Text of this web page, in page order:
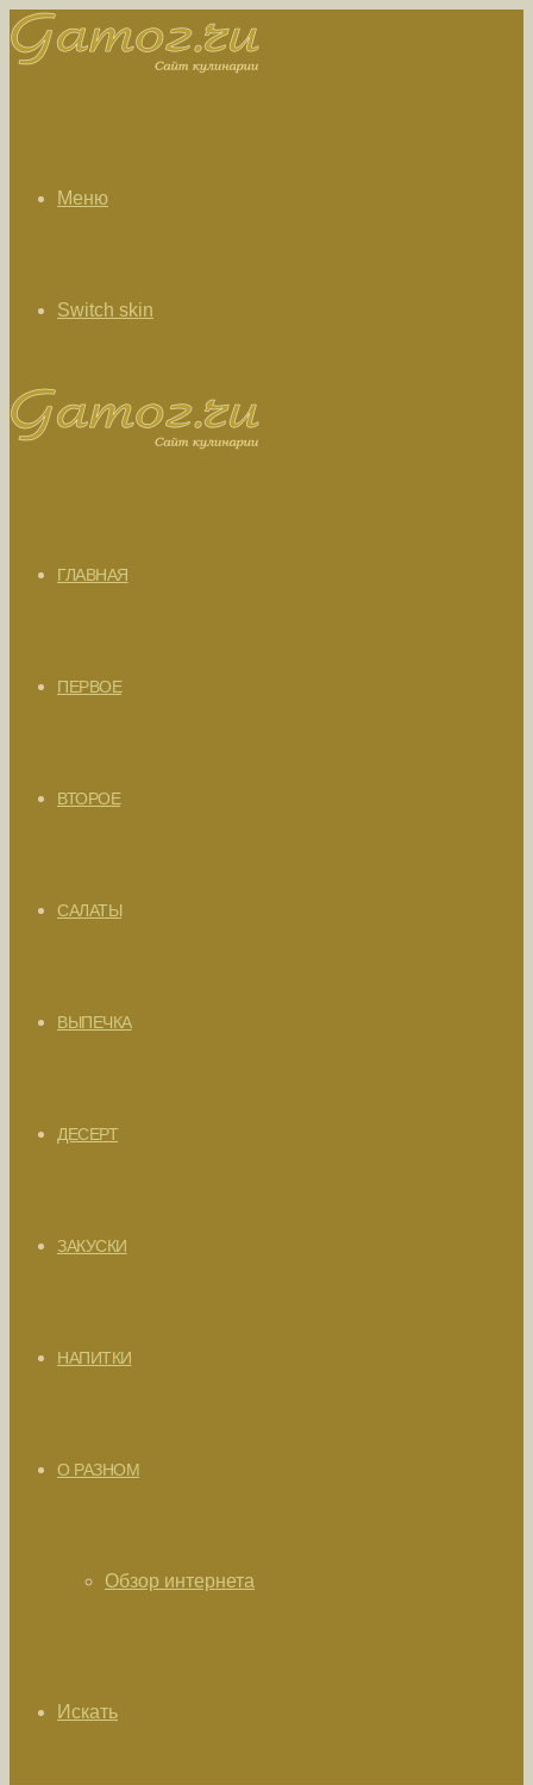
Меню
Switch skin
ГЛАВНАЯ
ПЕРВОЕ
ВТОРОЕ
САЛАТЫ
ВЫПЕЧКА
ДЕСЕРТ
ЗАКУСКИ
НАПИТКИ
О РАЗНОМ
Обзор интернета
Искать